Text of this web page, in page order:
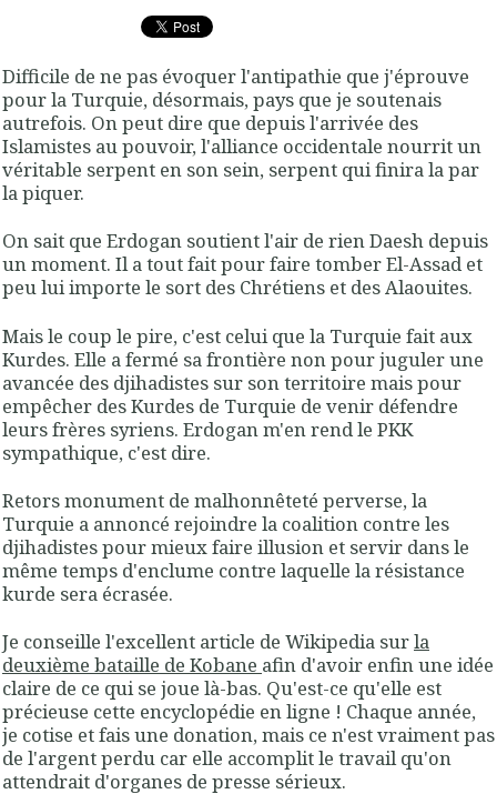
Difficile de ne pas évoquer l'antipathie que j'éprouve
pour la Turquie, désormais, pays que je soutenais
autrefois. On peut dire que depuis l'arrivée des
Islamistes au pouvoir, l'alliance occidentale nourrit un
véritable serpent en son sein, serpent qui finira la par
la piquer.
On sait que Erdogan soutient l'air de rien Daesh depuis
un moment. Il a tout fait pour faire tomber El-Assad et
peu lui importe le sort des Chrétiens et des Alaouites.
Mais le coup le pire, c'est celui que la Turquie fait aux
Kurdes. Elle a fermé sa frontière non pour juguler une
avancée des djihadistes sur son territoire mais pour
empêcher des Kurdes de Turquie de venir défendre
leurs frères syriens. Erdogan m'en rend le PKK
sympathique, c'est dire.
Retors monument de malhonnêteté perverse, la
Turquie a annoncé rejoindre la coalition contre les
djihadistes pour mieux faire illusion et servir dans le
même temps d'enclume contre laquelle la résistance
kurde sera écrasée.
Je conseille l'excellent article de Wikipedia surla
deuxième bataille de Kobane afin d'avoir enfin une idée
claire de ce qui se joue là-bas. Qu'est-ce qu'elle est
précieuse cette encyclopédie en ligne ! Chaque année,
je cotise et fais une donation, mais ce n'est vraiment pas
de l'argent perdu car elle accomplit le travail qu'on
attendrait d'organes de presse sérieux.